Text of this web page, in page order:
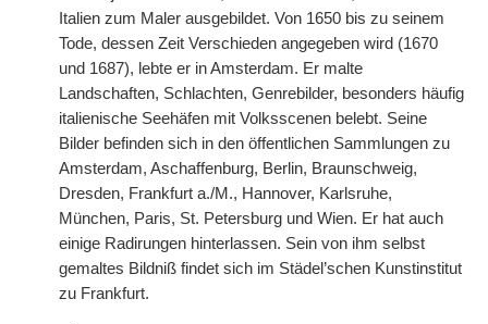
Italien zum Maler ausgebildet. Von 1650 bis zu seinem
Tode, dessen Zeit Verschieden angegeben wird (1670
und 1687), lebte er in Amsterdam. Er malte
Landschaften, Schlachten, Genrebilder, besonders häufig
italienische Seehäfen mit Volksscenen belebt. Seine
Bilder befinden sich in den öffentlichen Sammlungen zu
Amsterdam, Aschaffenburg, Berlin, Braunschweig,
Dresden, Frankfurt a./M., Hannover, Karlsruhe,
München, Paris, St. Petersburg und Wien. Er hat auch
einige Radirungen hinterlassen. Sein von ihm selbst
gemaltes Bildniß findet sich im Städel’schen Kunstinstitut
zu Frankfurt.